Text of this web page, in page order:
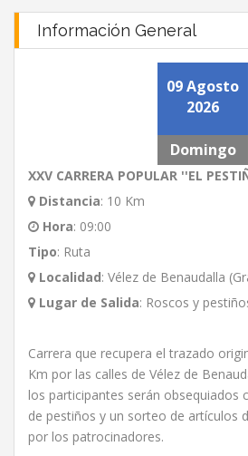
Información General
09 Agosto
2026
Domingo
XXV CARRERA POPULAR ''EL
Distancia: 10 Km
Hora: 09:00
Tipo: Ruta
Localidad: Vélez de Benaudalla
Lugar de Salida: Roscos y
Carrera que recupera el trazado
Km por las calles de Vélez de
los participantes serán obsequiados
de pestiños y un sorteo de artículos
por los patrocinadores.